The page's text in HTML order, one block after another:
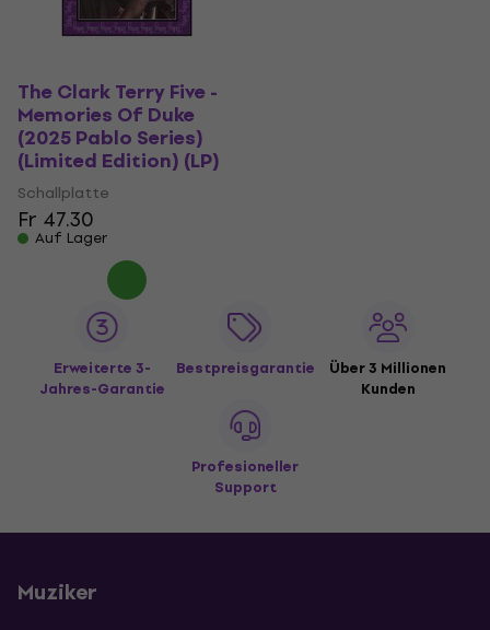
The Clark Terry Five -
Memories Of Duke
(2025 Pablo Series)
(Limited Edition) (LP)
Schallplatte
Fr 47.30
Auf Lager
Erweiterte 3-
Jahres-Garantie
Bestpreisgarantie
Über 3 Millionen
Kunden
Profesioneller
Support
Muziker